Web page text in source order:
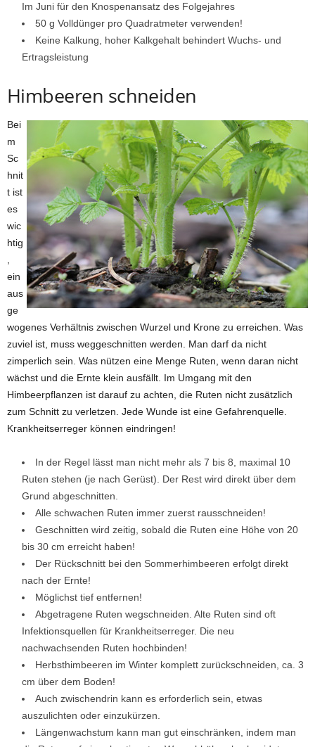
Im Juni für den Knospenansatz des Folgejahres
50 g Volldünger pro Quadratmeter verwenden!
Keine Kalkung, hoher Kalkgehalt behindert Wuchs- und
Ertragsleistung
Himbeeren schneiden
Bei
m
Sc
hnit
t ist
es
wic
htig
,
ein
aus
ge
wogenes Verhältnis zwischen Wurzel und Krone zu erreichen. Was
zuviel ist, muss weggeschnitten werden. Man darf da nicht
zimperlich sein. Was nützen eine Menge Ruten, wenn daran nicht
wächst und die Ernte klein ausfällt. Im Umgang mit den
Himbeerpflanzen ist darauf zu achten, die Ruten nicht zusätzlich
zum Schnitt zu verletzen. Jede Wunde ist eine Gefahrenquelle.
Krankheitserreger können eindringen!
In der Regel lässt man nicht mehr als 7 bis 8, maximal 10
Ruten stehen (je nach Gerüst). Der Rest wird direkt über dem
Grund abgeschnitten.
Alle schwachen Ruten immer zuerst rausschneiden!
Geschnitten wird zeitig, sobald die Ruten eine Höhe von 20
bis 30 cm erreicht haben!
Der Rückschnitt bei den Sommerhimbeeren erfolgt direkt
nach der Ernte!
Möglichst tief entfernen!
Abgetragene Ruten wegschneiden. Alte Ruten sind oft
Infektionsquellen für Krankheitserreger. Die neu
nachwachsenden Ruten hochbinden!
Herbsthimbeeren im Winter komplett zurückschneiden, ca. 3
cm über dem Boden!
Auch zwischendrin kann es erforderlich sein, etwas
auszulichten oder einzukürzen.
Längenwachstum kann man gut einschränken, indem man